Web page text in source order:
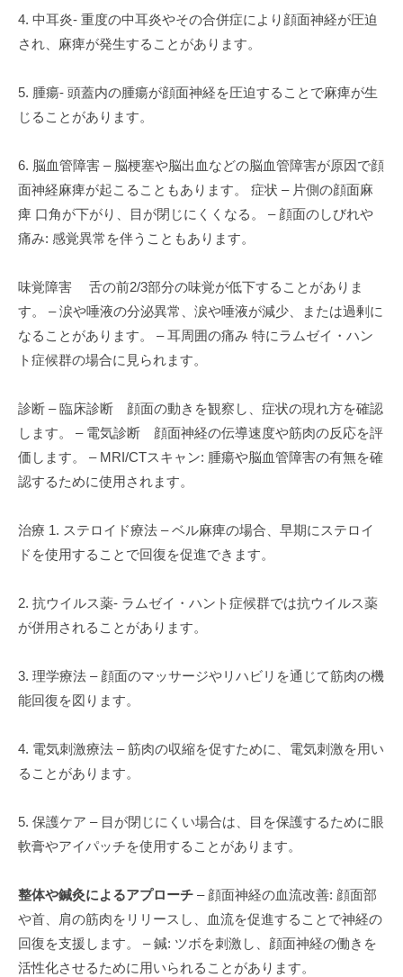
4. 中耳炎- 重度の中耳炎やその合併症により顔面神経が圧迫
され、麻痺が発生することがあります。
5. 腫瘍- 頭蓋内の腫瘍が顔面神経を圧迫することで麻痺が生
じることがあります。
6. 脳血管障害 – 脳梗塞や脳出血などの脳血管障害が原因で顔
面神経麻痺が起こることもあります。 症状 – 片側の顔面麻
痺 口角が下がり、目が閉じにくくなる。 – 顔面のしびれや
痛み: 感覚異常を伴うこともあります。
味覚障害 舌の前2/3部分の味覚が低下することがありま
す。 – 涙や唾液の分泌異常、涙や唾液が減少、または過剰に
なることがあります。 – 耳周囲の痛み 特にラムゼイ・ハン
ト症候群の場合に見られます。
診断 – 臨床診断 顔面の動きを観察し、症状の現れ方を確認
します。 – 電気診断 顔面神経の伝導速度や筋肉の反応を評
価します。 – MRI/CTスキャン: 腫瘍や脳血管障害の有無を確
認するために使用されます。
治療 1. ステロイド療法 – ベル麻痺の場合、早期にステロイ
ドを使用することで回復を促進できます。
2. 抗ウイルス薬- ラムゼイ・ハント症候群では抗ウイルス薬
が併用されることがあります。
3. 理学療法 – 顔面のマッサージやリハビリを通じて筋肉の機
能回復を図ります。
4. 電気刺激療法 – 筋肉の収縮を促すために、電気刺激を用い
ることがあります。
5. 保護ケア – 目が閉じにくい場合は、目を保護するために眼
軟膏やアイパッチを使用することがあります。
整体や鍼灸によるアプローチ – 顔面神経の血流改善: 顔面部
や首、肩の筋肉をリリースし、血流を促進することで神経の
回復を支援します。 – 鍼: ツボを刺激し、顔面神経の働きを
活性化させるために用いられることがあります。